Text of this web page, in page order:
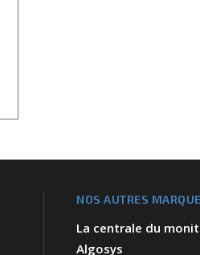
NOS AUTRES
La centrale du
Algosys